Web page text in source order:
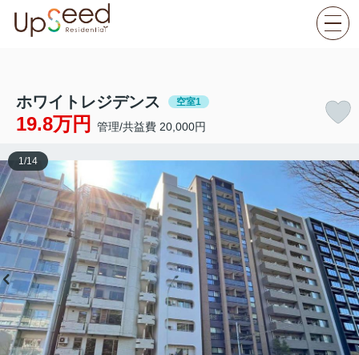
ホワイトレジデンス 空室1
19.8万円 管理/共益費 20,000円
1 /14